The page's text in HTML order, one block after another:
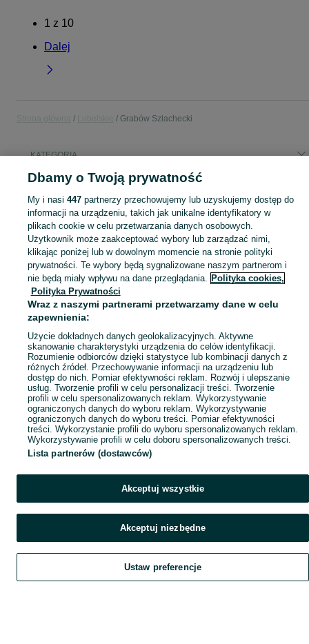
1 z 10
Dalej
Grabów Szlachecki
KATEGORIA
Popularne wyszukiwania
mechanik
Skorzystaj z największego serwisu ogłoszeniowego - Grabów Szlachecki i okolice! Kupuj to, czego pragniesz i sprzedawaj to, czego już nie potrzebujesz! Zobacz
Mapa kategorii
Mapa miejscowości
Mapa ministron
Szukaj Obserwujesz Dodaj Czat Konto
Dbamy o Twoją prywatność
My i nasi 447partnerzy przechowujemy lub uzyskujemy dostęp do
informacji na urządzeniu, takich jak unikalne identyfikatory w
plikach cookie w celu przetwarzania danych osobowych.
Użytkownik może zaakceptować wybory lub zarządzać nimi,
klikając poniżej lub w dowolnym momencie na stronie polityki
prywatności. Te wybory będą sygnalizowane naszym partnerom i
nie będą miały wpływu na dane przeglądania. Polityka cookies,
Polityka Prywatności
Wraz z naszymi partnerami przetwarzamy dane w celu
zapewnienia:
Użycie dokładnych danych geolokalizacyjnych. Aktywne
skanowanie charakterystyki urządzenia do celów identyfikacji.
Rozumienie odbiorców dzięki statystyce lub kombinacji danych z
różnych źródeł. Przechowywanie informacji na urządzeniu lub
dostęp do nich. Pomiar efektywności reklam. Rozwój i ulepszanie
usług. Tworzenie profili w celu personalizacji treści. Tworzenie
profili w celu spersonalizowanych reklam. Wykorzystywanie
ograniczonych danych do wyboru reklam. Wykorzystywanie
ograniczonych danych do wyboru treści. Pomiar efektywności
treści. Wykorzystanie profili do wyboru spersonalizowanych reklam.
Wykorzystywanie profili w celu doboru spersonalizowanych treści.
Lista partnerów (dostawców)
Akceptuj wszystkie
Akceptuj niezbędne
Ustaw preferencje